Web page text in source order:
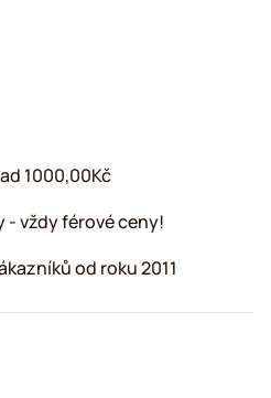
1000,00Kč
- vždy férové ceny!
od roku 2011